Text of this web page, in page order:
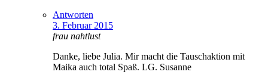
Antworten
3. Februar 2015
frau nahtlust
Danke, liebe Julia. Mir macht die Tauschaktion mit
Maika auch total Spaß. LG. Susanne